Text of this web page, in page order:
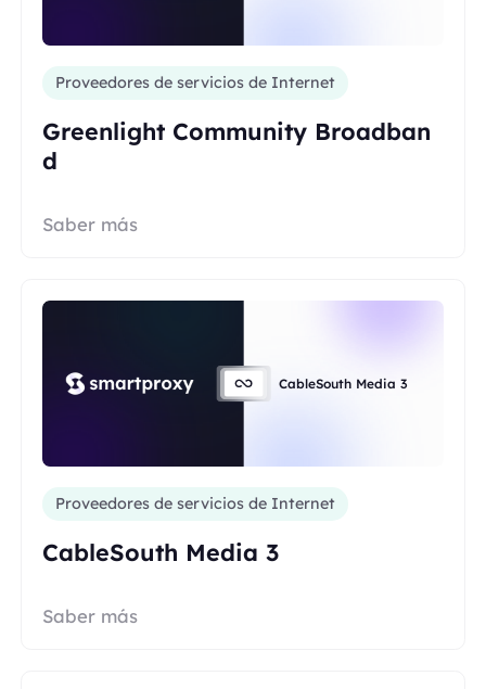
Proveedores de servicios de Internet
Greenlight Community Broadban
d
Saber más
CableSouth Media 3
Proveedores de servicios de Internet
CableSouth Media 3
Saber más